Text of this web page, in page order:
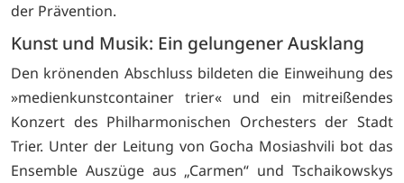
der Prävention.
Kunst und Musik: Ein gelungener Ausklang
Den krönenden Abschluss bildeten die Einweihung des
»medienkunstcontainer trier« und ein mitreißendes
Konzert des Philharmonischen Orchesters der Stadt
Trier. Unter der Leitung von Gocha Mosiashvili bot das
Ensemble Auszüge aus „Carmen“ und Tschaikowskys